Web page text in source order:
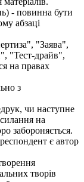
- повинна бути
абзаці
"Заява",
"Тест-драйв",
на правах
з
чи наступне
на
забороняється.
є автор
творів